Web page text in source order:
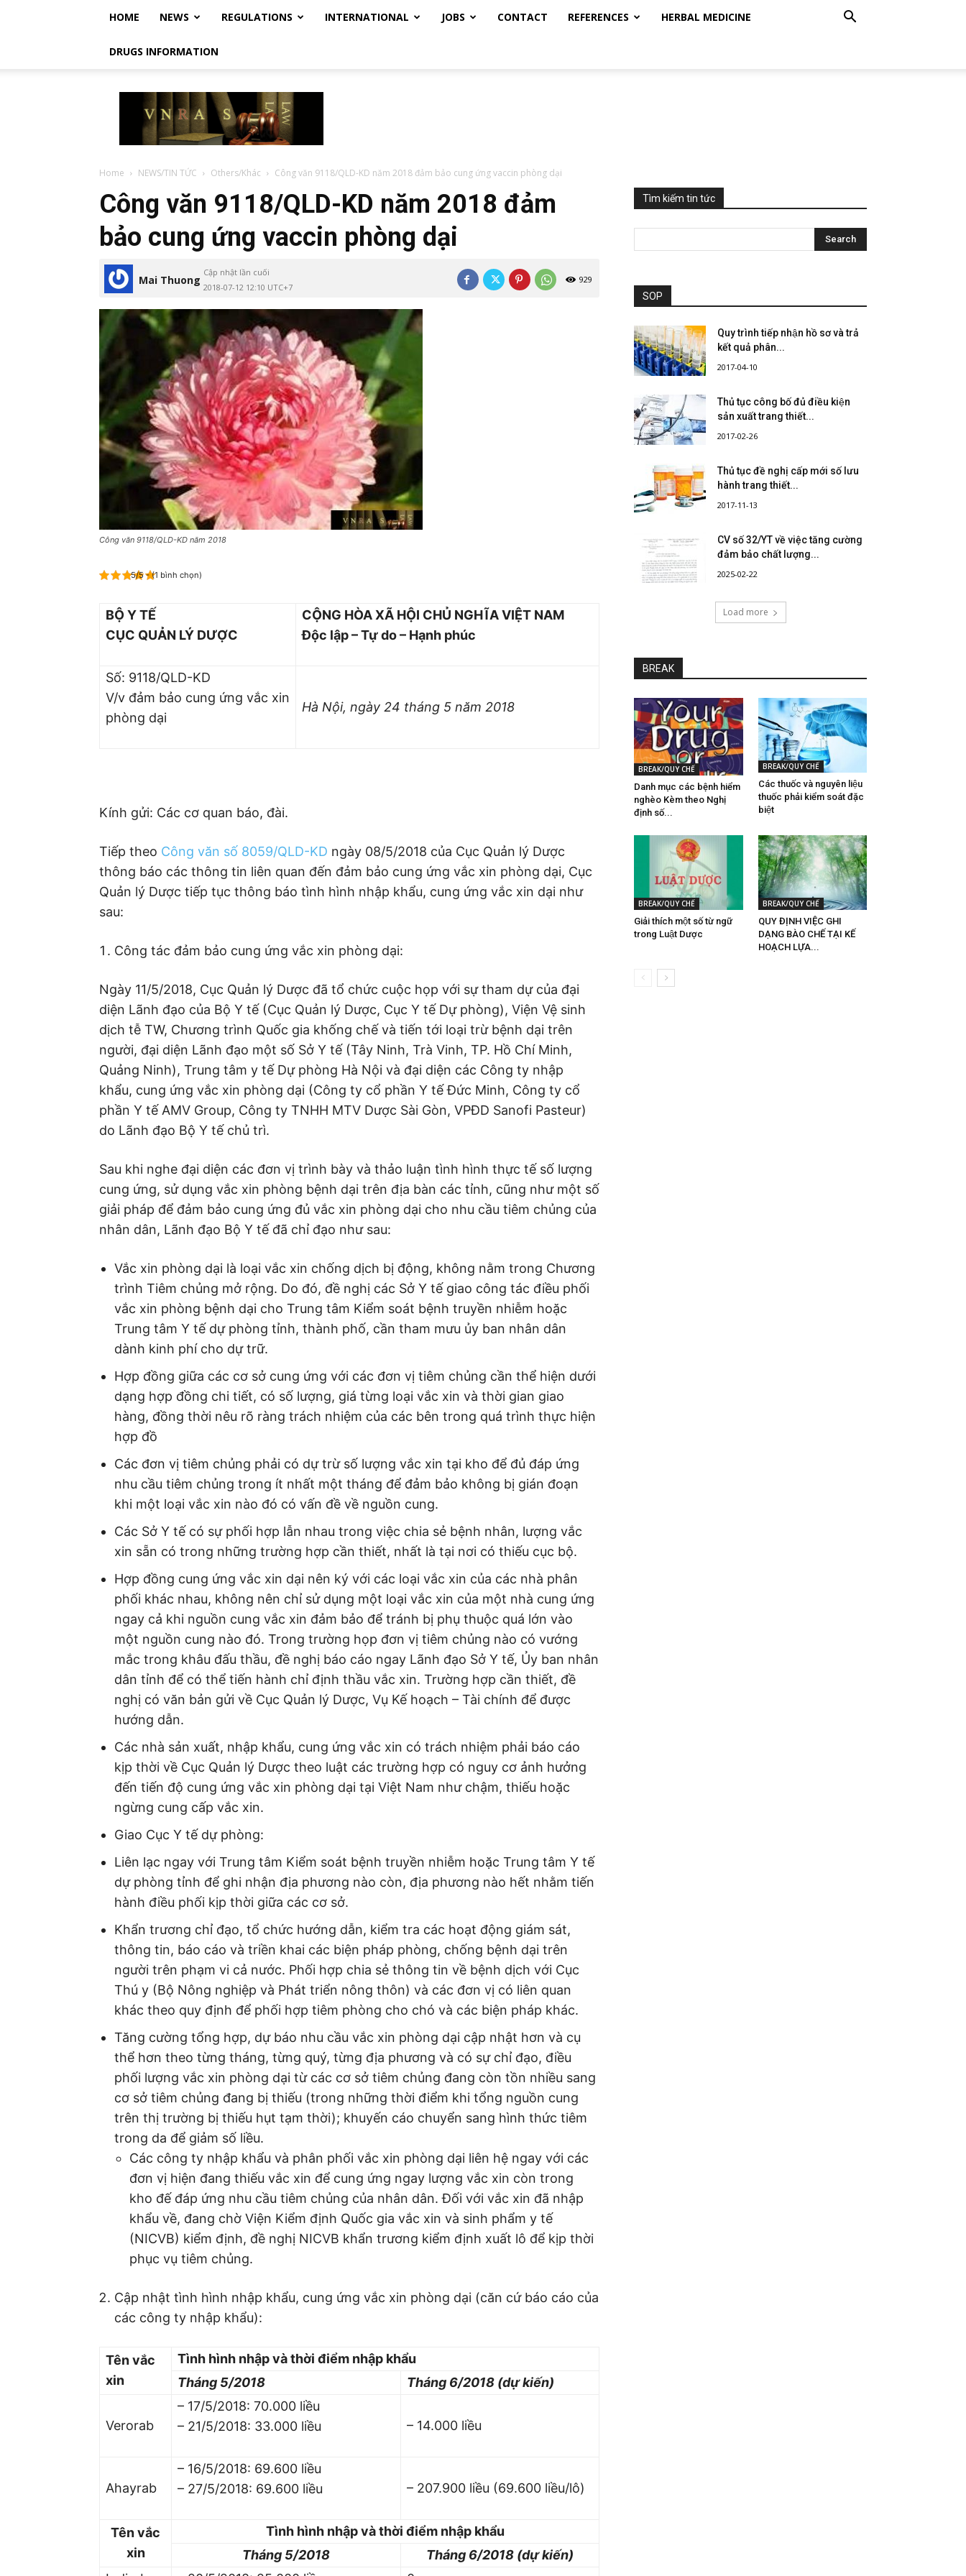
HOME NEWS REGULATIONS INTERNATIONAL JOBS CONTACT REFERENCES HERBAL MEDICINE
DRUGS INFORMATION
Vietnam
Regulatory
Affairs
Society
Luật
Việt
Nam
Home NEWS/TIN TỨC Others/Khác Công văn 9118/QLD-KD năm 2018 đảm bảo cung ứng vaccin phòng dại
Công văn 9118/QLD-KD năm 2018 đảm
bảo cung ứng vaccin phòng dại
Mai Thuong
Cập nhật lần cuối
2018-07-12 12:10 UTC+7
929
Công văn 9118/QLD-KD năm 2018
5/5 - (1 bình chọn)
BỘ Y TẾ
CỤC QUẢN LÝ DƯỢC
CỘNG HÒA XÃ HỘI CHỦ NGHĨA VIỆT NAM
Độc lập – Tự do – Hạnh phúc
Số: 9118/QLD-KD
V/v đảm bảo cung ứng vắc xin
phòng dại
Hà Nội, ngày 24 tháng 5 năm 2018
Kính gửi: Các cơ quan báo, đài.
Tiếp theo Công văn số 8059/QLD-KD ngày 08/5/2018 của Cục Quản lý Dược
thông báo các thông tin liên quan đến đảm bảo cung ứng vắc xin phòng dại, Cục
Quản lý Dược tiếp tục thông báo tình hình nhập khẩu, cung ứng vắc xin dại như
sau:
Công tác đảm bảo cung ứng vắc xin phòng dại:
Ngày 11/5/2018, Cục Quản lý Dược đã tổ chức cuộc họp với sự tham dự của đại
diện Lãnh đạo của Bộ Y tế (Cục Quản lý Dược, Cục Y tế Dự phòng), Viện Vệ sinh
dịch tễ TW, Chương trình Quốc gia khống chế và tiến tới loại trừ bệnh dại trên
người, đại diện Lãnh đạo một số Sở Y tế (Tây Ninh, Trà Vinh, TP. Hồ Chí Minh,
Quảng Ninh), Trung tâm y tế Dự phòng Hà Nội và đại diện các Công ty nhập
khẩu, cung ứng vắc xin phòng dại (Công ty cổ phần Y tế Đức Minh, Công ty cổ
phần Y tế AMV Group, Công ty TNHH MTV Dược Sài Gòn, VPĐD Sanofi Pasteur)
do Lãnh đạo Bộ Y tế chủ trì.
Sau khi nghe đại diện các đơn vị trình bày và thảo luận tình hình thực tế số lượng
cung ứng, sử dụng vắc xin phòng bệnh dại trên địa bàn các tỉnh, cũng như một số
giải pháp để đảm bảo cung ứng đủ vắc xin phòng dại cho nhu cầu tiêm chủng của
nhân dân, Lãnh đạo Bộ Y tế đã chỉ đạo như sau:
Vắc xin phòng dại là loại vắc xin chống dịch bị động, không nằm trong Chương
trình Tiêm chủng mở rộng. Do đó, đề nghị các Sở Y tế giao công tác điều phối
vắc xin phòng bệnh dại cho Trung tâm Kiểm soát bệnh truyền nhiễm hoặc
Trung tâm Y tế dự phòng tỉnh, thành phố, cần tham mưu ủy ban nhân dân
dành kinh phí cho dự trữ.
Hợp đồng giữa các cơ sở cung ứng với các đơn vị tiêm chủng cần thể hiện dưới
dạng hợp đồng chi tiết, có số lượng, giá từng loại vắc xin và thời gian giao
hàng, đồng thời nêu rõ ràng trách nhiệm của các bên trong quá trình thực hiện
hợp đồ
Các đơn vị tiêm chủng phải có dự trừ số lượng vắc xin tại kho để đủ đáp ứng
nhu cầu tiêm chủng trong ít nhất một tháng để đảm bảo không bị gián đoạn
khi một loại vắc xin nào đó có vấn đề về nguồn cung.
Các Sở Y tế có sự phối hợp lẫn nhau trong việc chia sẻ bệnh nhân, lượng vắc
xin sẵn có trong những trường hợp cần thiết, nhất là tại nơi có thiếu cục bộ.
Hợp đồng cung ứng vắc xin dại nên ký với các loại vắc xin của các nhà phân
phối khác nhau, không nên chỉ sử dụng một loại vắc xin của một nhà cung ứng
ngay cả khi nguồn cung vắc xin đảm bảo để tránh bị phụ thuộc quá lớn vào
một nguồn cung nào đó. Trong trường họp đơn vị tiêm chủng nào có vướng
mắc trong khâu đấu thầu, đề nghị báo cáo ngay Lãnh đạo Sở Y tế, Ủy ban nhân
dân tỉnh để có thể tiến hành chỉ định thầu vắc xin. Trường hợp cần thiết, đề
nghị có văn bản gửi về Cục Quản lý Dược, Vụ Kế hoạch – Tài chính để được
hướng dẫn.
Các nhà sản xuất, nhập khẩu, cung ứng vắc xin có trách nhiệm phải báo cáo
kịp thời về Cục Quản lý Dược theo luật các trường hợp có nguy cơ ảnh hưởng
đến tiến độ cung ứng vắc xin phòng dại tại Việt Nam như chậm, thiếu hoặc
ngừng cung cấp vắc xin.
Giao Cục Y tế dự phòng:
Liên lạc ngay với Trung tâm Kiểm soát bệnh truyền nhiễm hoặc Trung tâm Y tế
dự phòng tỉnh để ghi nhận địa phương nào còn, địa phương nào hết nhằm tiến
hành điều phối kịp thời giữa các cơ sở.
Khẩn trương chỉ đạo, tổ chức hướng dẫn, kiểm tra các hoạt động giám sát,
thông tin, báo cáo và triền khai các biện pháp phòng, chống bệnh dại trên
người trên phạm vi cả nước. Phối hợp chia sẻ thông tin về bệnh dịch với Cục
Thú y (Bộ Nông nghiệp và Phát triển nông thôn) và các đơn vị có liên quan
khác theo quy định để phối hợp tiêm phòng cho chó và các biện pháp khác.
Tăng cường tổng hợp, dự báo nhu cầu vắc xin phòng dại cập nhật hơn và cụ
thể hơn theo từng tháng, từng quý, từng địa phương và có sự chỉ đạo, điều
phối lượng vắc xin phòng dại từ các cơ sở tiêm chủng đang còn tồn nhiều sang
cơ sở tiêm chủng đang bị thiếu (trong những thời điểm khi tổng nguồn cung
trên thị trường bị thiếu hụt tạm thời); khuyến cáo chuyển sang hình thức tiêm
trong da để giảm số liều.
Các công ty nhập khẩu và phân phối vắc xin phòng dại liên hệ ngay với các
đơn vị hiện đang thiếu vắc xin để cung ứng ngay lượng vắc xin còn trong
kho đế đáp ứng nhu cầu tiêm chủng của nhân dân. Đối với vắc xin đã nhập
khẩu về, đang chờ Viện Kiểm định Quốc gia vắc xin và sinh phẩm y tế
(NICVB) kiểm định, đề nghị NICVB khẩn trương kiểm định xuất lô để kịp thời
phục vụ tiêm chủng.
Cập nhật tình hình nhập khẩu, cung ứng vắc xin phòng dại (căn cứ báo cáo của
các công ty nhập khẩu):
Tên vắc
xin
Tình hình nhập và thời điểm nhập khẩu
Tháng 5/2018
Tháng 6/2018 (dự kiến)
Verorab
– 17/5/2018: 70.000 liều
– 21/5/2018: 33.000 liều
– 14.000 liều
Ahayrab
– 16/5/2018: 69.600 liều
– 27/5/2018: 69.600 liều
– 207.900 liều (69.600 liều/lô)
Tên vắc
xin
Tình hình nhập và thời điểm nhập khẩu
Tháng 5/2018
Tháng 6/2018 (dự kiến)
Tìm kiếm tin tức
SOP
Quy trình tiếp nhận hồ sơ và trả
kết quả phân...
2017-04-10
Thủ tục công bố đủ điều kiện
sản xuất trang thiết...
2017-02-26
Thủ tục đề nghị cấp mới số lưu
hành trang thiết...
2017-11-13
CV số 32/YT về việc tăng cường
đảm bảo chất lượng...
2025-02-22
Load more
BREAK
BREAK/QUY CHẾ
Danh mục các bệnh hiểm
nghèo Kèm theo Nghị
định số...
BREAK/QUY CHẾ
Các thuốc và nguyên liệu
thuốc phải kiểm soát đặc
biệt
BREAK/QUY CHẾ
Giải thích một số từ ngữ
trong Luật Dược
BREAK/QUY CHẾ
QUY ĐỊNH VIỆC GHI
DẠNG BÀO CHẾ TẠI KẾ
HOẠCH LỰA...